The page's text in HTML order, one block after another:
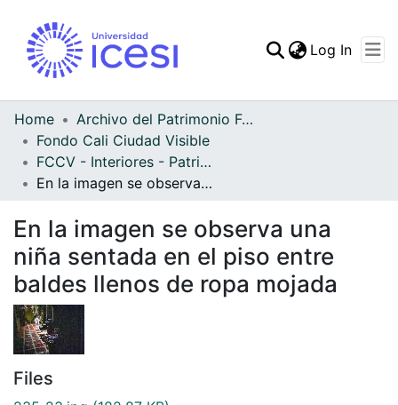
Log In
Home
Archivo del Patrimonio Fotográfico y Fílmico del Valle del Cauca
Fondo Cali Ciudad Visible
FCCV - Interiores - Patrimonial
En la imagen se observa una niña sentada en el piso entre baldes llenos de ropa mojada
En la imagen se observa una
niña sentada en el piso entre
baldes llenos de ropa mojada
Files